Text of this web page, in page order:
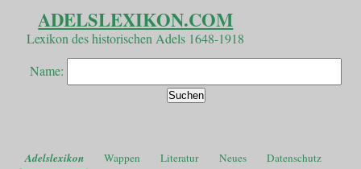
ADELSLEXIKON.COM
Lexikon des historischen Adels 1648-1918
Name:
Adelslexikon Wappen Literatur Neues Datenschutz